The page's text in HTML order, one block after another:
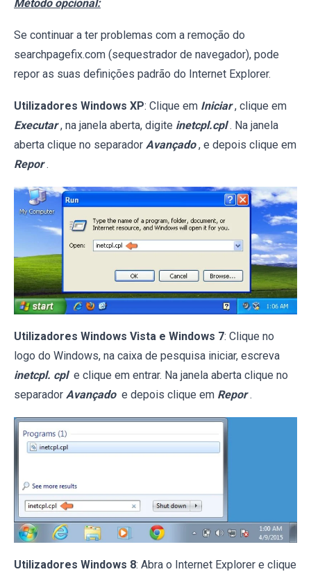
Método opcional:
Se continuar a ter problemas com a remoção do
searchpagefix.com (sequestrador de navegador), pode
repor as suas definições padrão do Internet Explorer.
Utilizadores Windows XP: Clique em Iniciar , clique em
Executar , na janela aberta, digite inetcpl.cpl . Na janela
aberta clique no separador Avançado , e depois clique em
Repor .
Utilizadores Windows Vista e Windows 7: Clique no
logo do Windows, na caixa de pesquisa iniciar, escreva
inetcpl. cpl e clique em entrar. Na janela aberta clique no
separador Avançado e depois clique em Repor .
Utilizadores Windows 8: Abra o Internet Explorer e clique